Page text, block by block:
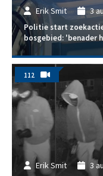
Erik Smit 3
Politie start
bosgebied: 'benader
Erik Smit 3
112